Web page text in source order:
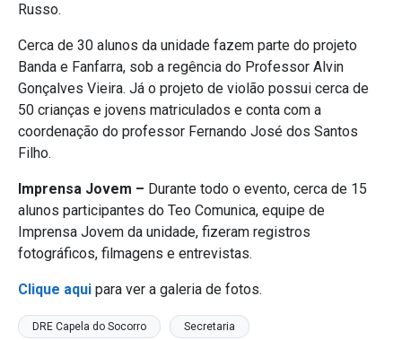
Russo.
Cerca de 30 alunos da unidade fazem parte do projeto
Banda e Fanfarra, sob a regência do Professor Alvin
Gonçalves Vieira. Já o projeto de violão possui cerca de
50 crianças e jovens matriculados e conta com a
coordenação do professor Fernando José dos Santos
Filho.
Imprensa Jovem – Durante todo o evento, cerca de 15
alunos participantes do Teo Comunica, equipe de
Imprensa Jovem da unidade, fizeram registros
fotográficos, filmagens e entrevistas.
Clique aqui para ver a galeria de fotos.
DRE Capela do Socorro Secretaria